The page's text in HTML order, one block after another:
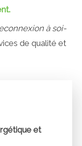
à soi-
de qualité et
et